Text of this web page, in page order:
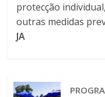
protecção
outras medidas
JA